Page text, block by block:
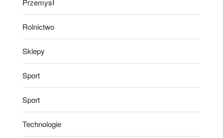
Rolnictwo
Sklepy
Sport
Sport
Technologie